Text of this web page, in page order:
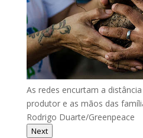
As redes encurtam a
produtor e as mãos das
Rodrigo Duarte/Greenpeace
Next